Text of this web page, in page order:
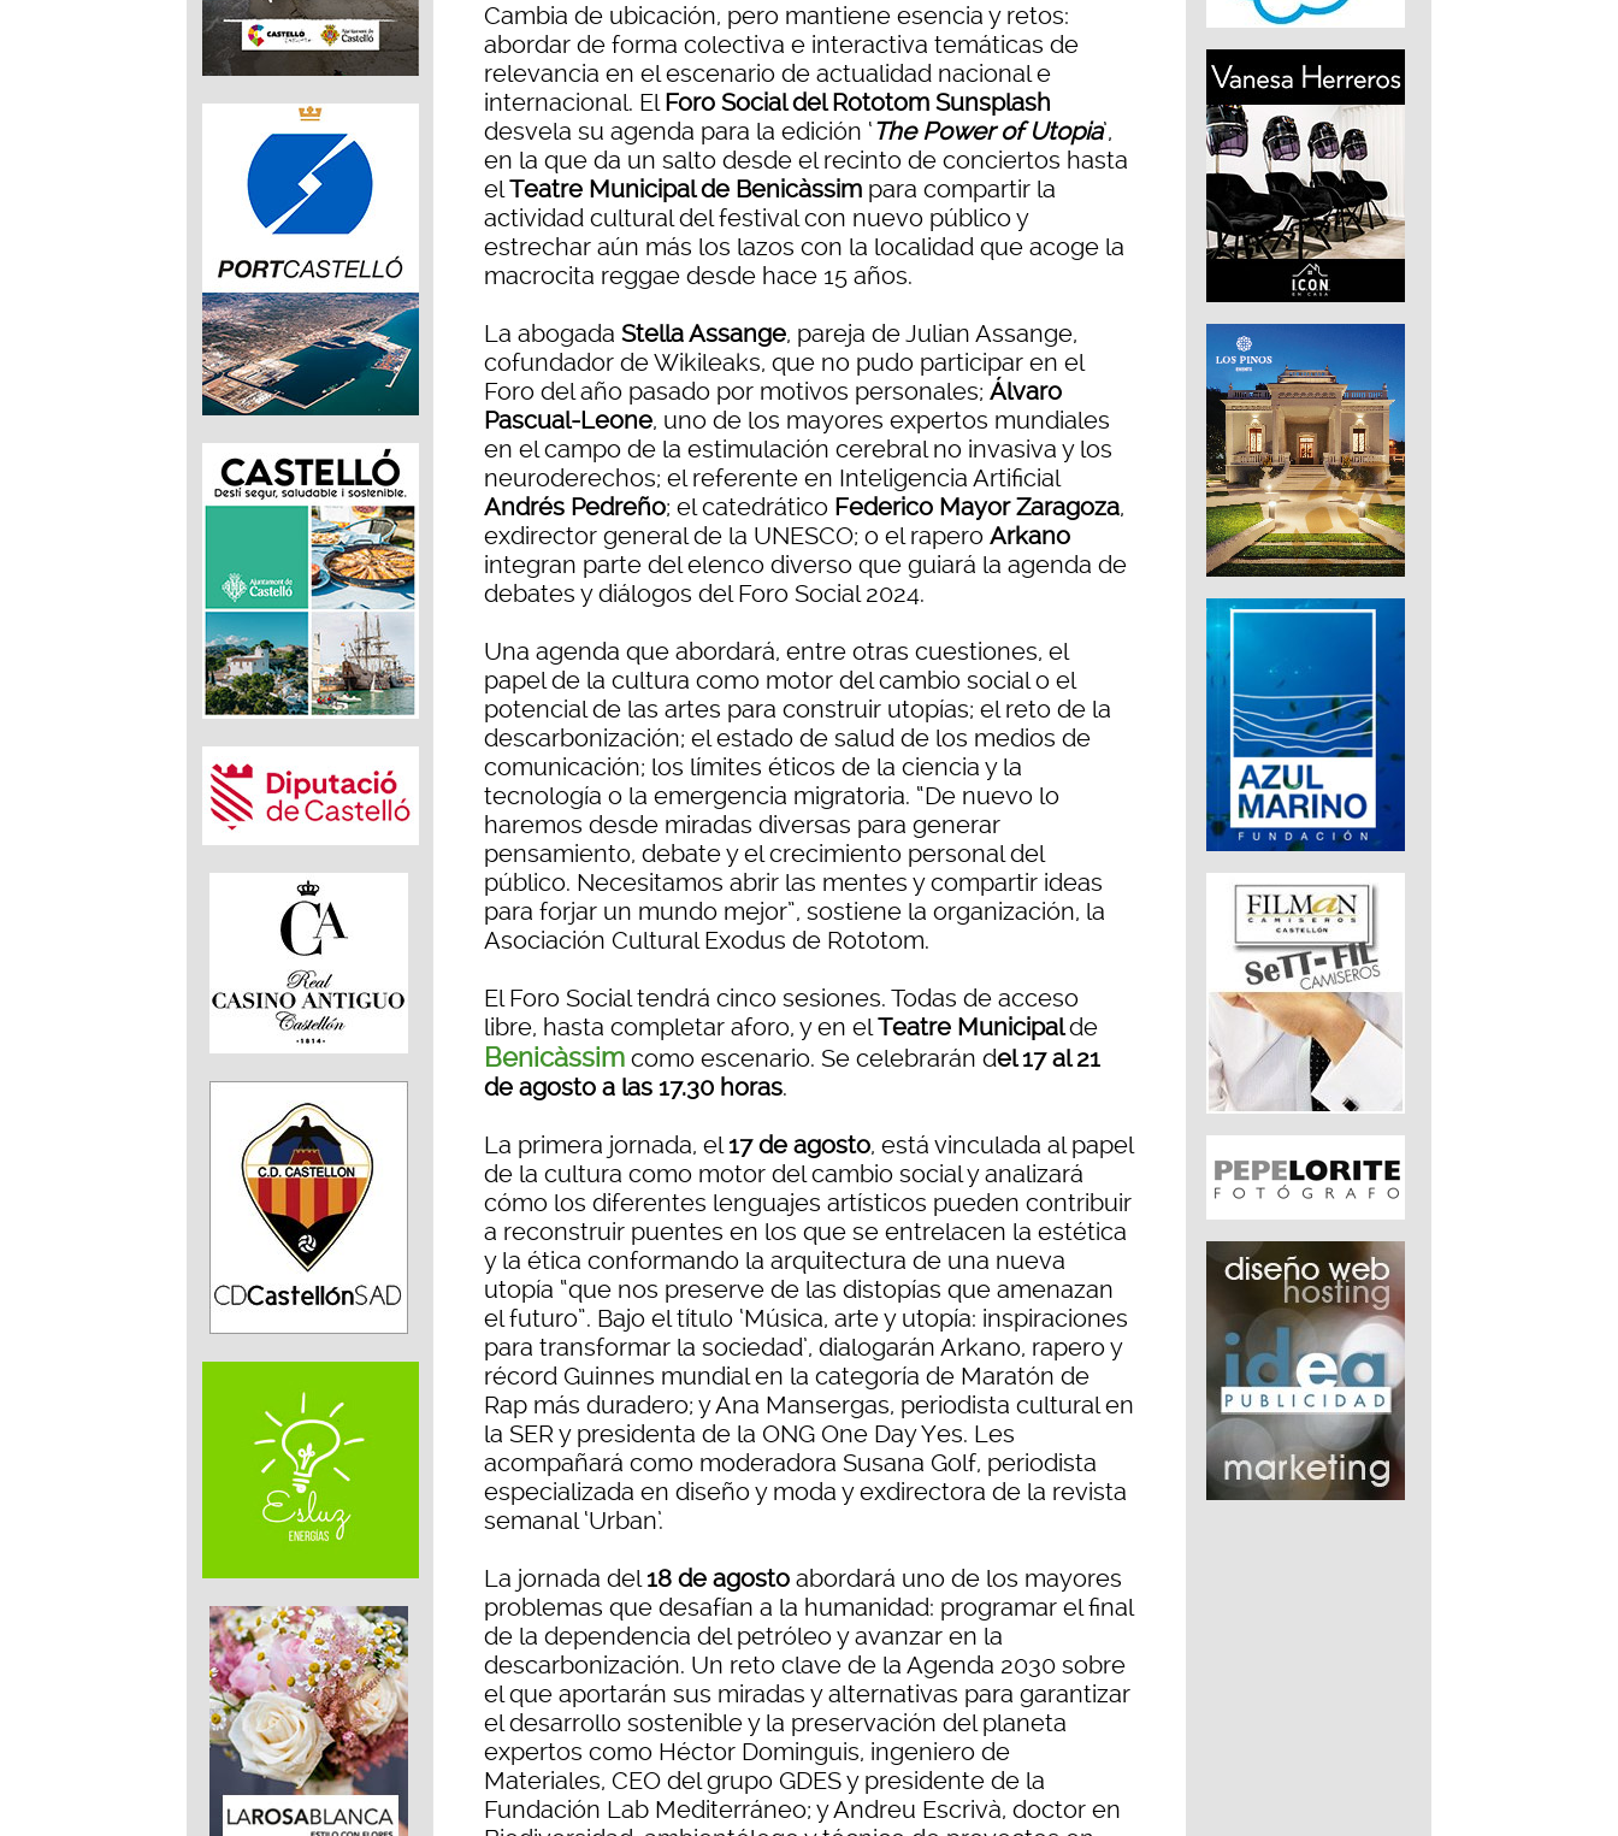
Cambia de ubicación, pero mantiene esencia y retos:
abordar de forma colectiva e interactiva temáticas de
relevancia en el escenario de actualidad nacional e
internacional. ElForo Social del Rototom Sunsplash
desvela su agenda para la edición ‘The Power of Utopia’,
en la que da un salto desde el recinto de conciertos hasta
elTeatre Municipal de Benicàssim para compartir la
actividad cultural del festival con nuevo público y
estrechar aún más los lazos con la localidad que acoge la
macrocita reggae desde hace 15 años.
La abogada Stella Assange, pareja de Julian Assange,
cofundador de Wikileaks, que no pudo participar en el
Foro del año pasado por motivos personales; Álvaro
Pascual-Leone, uno de los mayores expertos mundiales
en el campo de la estimulación cerebral no invasiva y los
neuroderechos; el referente en Inteligencia Artificial
Andrés Pedreño; el catedrático Federico Mayor Zaragoza,
exdirector general de la UNESCO; o el rapero Arkano
integran parte del elenco diverso que guiará la agenda de
debates y diálogos del Foro Social 2024.
Una agenda que abordará, entre otras cuestiones, el
papel de la cultura como motor del cambio social o el
potencial de las artes para construir utopías; el reto de la
descarbonización; el estado de salud de los medios de
comunicación; los límites éticos de la ciencia y la
tecnología o la emergencia migratoria. “De nuevo lo
haremos desde miradas diversas para generar
pensamiento, debate y el crecimiento personal del
público. Necesitamos abrir las mentes y compartir ideas
para forjar un mundo mejor”, sostiene la organización, la
Asociación Cultural Exodus de Rototom.
El Foro Social tendrá cinco sesiones. Todas de acceso
libre, hasta completar aforo, y en elTeatre Municipalde
Benicàssim como escenario. Se celebrarán del 17 al 21
de agosto a las 17.30 horas.
La primera jornada, el17 de agosto, está vinculada al papel
de la cultura como motor del cambio social y analizará
cómo los diferentes lenguajes artísticos pueden contribuir
a reconstruir puentes en los que se entrelacen la estética
y la ética conformando la arquitectura de una nueva
utopía “que nos preserve de las distopías que amenazan
el futuro”. Bajo el título ‘Música, arte y utopía: inspiraciones
para transformar la sociedad’, dialogarán Arkano, rapero y
récord Guinnes mundial en la categoría de Maratón de
Rap más duradero; y Ana Mansergas, periodista cultural en
la SER y presidenta de la ONG One Day Yes. Les
acompañará como moderadora Susana Golf, periodista
especializada en diseño y moda y exdirectora de la revista
semanal ‘Urban’.
La jornada del18 de agosto abordará uno de los mayores
problemas que desafían a la humanidad: programar el final
de la dependencia del petróleo y avanzar en la
descarbonización. Un reto clave de la Agenda 2030 sobre
el que aportarán sus miradas y alternativas para garantizar
el desarrollo sostenible y la preservación del planeta
expertos como Héctor Dominguis, ingeniero de
Materiales, CEO del grupo GDES y presidente de la
Fundación Lab Mediterráneo; y Andreu Escrivà, doctor en